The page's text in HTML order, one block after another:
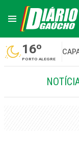
16º
PORTO ALEGRE